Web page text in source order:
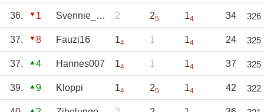
36. 1 Svennie_1970 2 25 14 34 326
37. 8 Fauzi16 14 1 14 24 325
37. 4 Hannes007 14 1 14 37 325
39. 9 Kloppi 14 25 14 42 322